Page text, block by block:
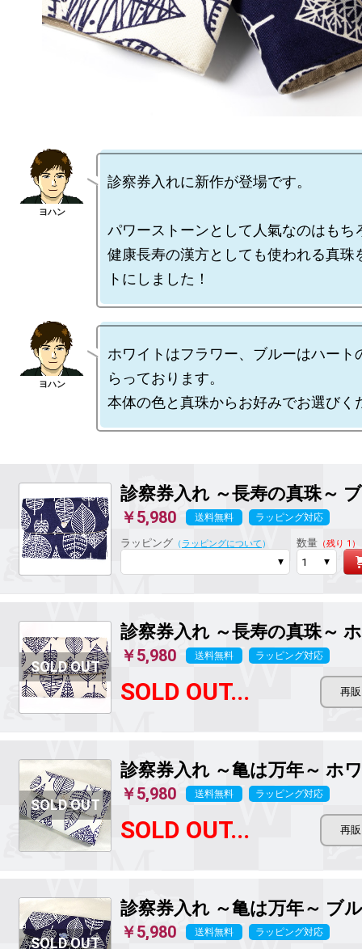
診察券入れに新作が登場です。
パワーストーンとして人氣なのはもち
健康長寿の漢方としても使われる真珠
ホワイトはフラワー、ブルーはハート
らっております。
診察券入れ ～長寿の真珠～
￥5,980 送料無料 ラッピング対応
ラッピング （ ラッピングについて ） 数量（残り 1）
診察券入れ ～長寿の真珠～
￥5,980 送料無料 ラッピング対応
SOLD OUT...
診察券入れ ～亀は万年～ ホ
￥5,980 送料無料 ラッピング対応
SOLD OUT...
診察券入れ ～亀は万年～ ブ
￥5,980 送料無料 ラッピング対応